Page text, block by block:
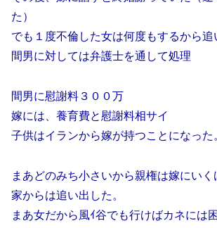
た）
でも１度不倫した女は何度もするから追
間男に対しては弁護士を通して処理
間男に慰謝料３００万
嫁には、養育費と慰謝料相サイ
子供はイランから嫁が持つことになった
まあどのみち小さいから親権は嫁にいく
家からは追い出した。
まあ女だから風ｲ谷でも行けばカネには